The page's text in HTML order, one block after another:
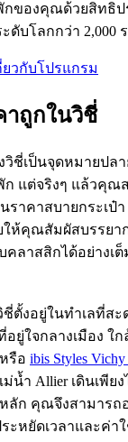
กของคุณด้วยสิทธิ
ดับโลกกว่า 2,000
ยวกับโปรแกรม
าถูกในวิชี่
ชี่เป็นจุดหมายปลา
ก แต่จริงๆ แล้วคุ
ราคาสบายกระเป๋
ให้คุณสัมผัสบรรยา
ลาสสิกได้อย่างเ
ชี่ตั้งอยู่ในทำเลที่ส
อยู่ใจกลางเมือง ใก
รือ ibis Styles Vichy
น้ำ Allier เดินเพีย
ลัก คุณจึงสามารถ
ะหยัดเวลาและค่า